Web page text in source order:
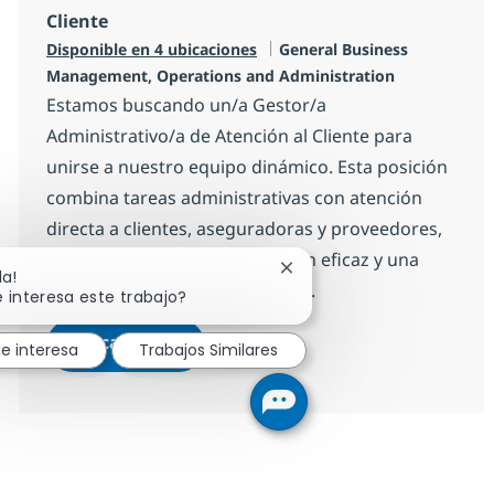
Cliente
Disponible en 4 ubicaciones Categoría
General Business
Management, Operations and Administration
Estamos buscando un/a Gestor/a
Administrativo/a de Atención al Cliente para
unirse a nuestro equipo dinámico. Esta posición
combina tareas administrativas con atención
directa a clientes, aseguradoras y proveedores,
garantizando una comunicación eficaz y una
excelente experiencia de cliente.
Aplicar ahoraGestor/a Administrativo de
Salvar Gestor/a Administrativo de Atención
interesa este trabajo?
Cerrar notificación de
interesa Trabajos Similares